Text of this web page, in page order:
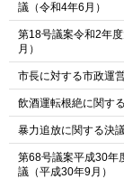
議（令和4年6月）
第18号議案令和2年
月）
市長に対する市政運
飲酒運転根絶に関す
暴力追放に関する決
第68号議案平成30年
議（平成30年9月）